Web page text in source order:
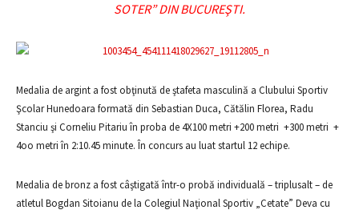
SOTER” DIN BUCUREŞTI.
Medalia de argint a fost obţinută de ştafeta masculină a Clubului Sportiv
Şcolar Hunedoara formată din Sebastian Duca, Cătălin Florea, Radu
Stanciu şi Corneliu Pitariu în proba de 4X100 metri +200 metri +300 metri +
4oo metri în 2:10.45 minute. În concurs au luat startul 12 echipe.
Medalia de bronz a fost câştigată într-o probă individuală – triplusalt – de
atletul Bogdan Sitoianu de la Colegiul Naţional Sportiv „Cetate” Deva cu